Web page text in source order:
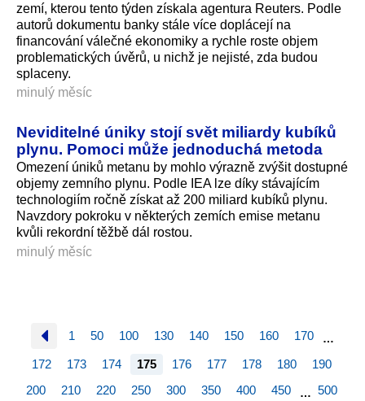
zemí, kterou tento týden získala agentura Reuters. Podle
autorů dokumentu banky stále více doplácejí na
financování válečné ekonomiky a rychle roste objem
problematických úvěrů, u nichž je nejisté, zda budou
splaceny.
minulý měsíc
Neviditelné úniky stojí svět miliardy kubíků
plynu. Pomoci může jednoduchá metoda
Omezení úniků metanu by mohlo výrazně zvýšit dostupné
objemy zemního plynu. Podle IEA lze díky stávajícím
technologiím ročně získat až 200 miliard kubíků plynu.
Navzdory pokroku v některých zemích emise metanu
kvůli rekordní těžbě dál rostou.
minulý měsíc
1 50 100 130 140 150 160 170 …
172 173 174 175 176 177 178 180
190
200
210 220 250 300 350 400 450 … 500